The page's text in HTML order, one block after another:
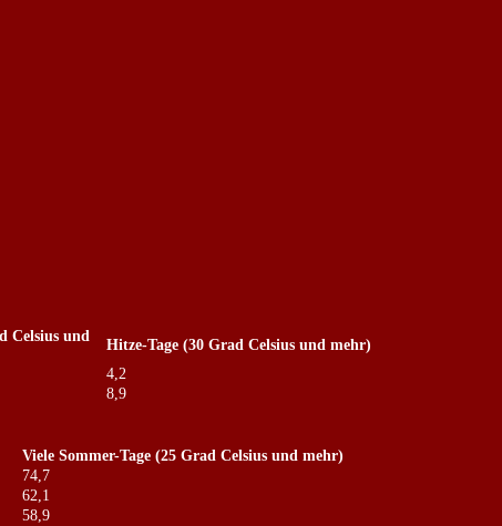
Celsius und
Hitze-Tage (30 Grad Celsius und mehr)
4,2
8,9
Viele Sommer-Tage (25 Grad Celsius und mehr)
74,7
62,1
58,9